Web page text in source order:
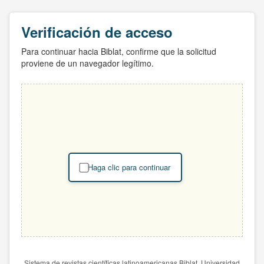
Verificación de acceso
Para continuar hacia Biblat, confirme que la solicitud
proviene de un navegador legítimo.
Haga clic para continuar